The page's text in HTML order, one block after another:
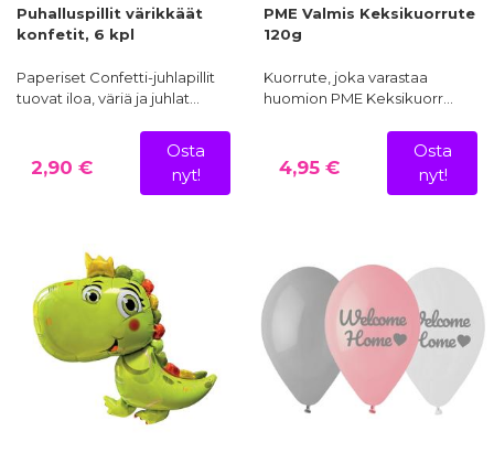
Puhalluspillit värikkäät
konfetit, 6 kpl
Paperiset Confetti-juhlapillit
tuovat iloa, väriä ja juhlat…
2,90 €
Osta
nyt!
PME Valmis Keksikuorrute
120g
Kuorrute, joka varastaa
huomion PME Keksikuorr…
4,95 €
Osta
nyt!